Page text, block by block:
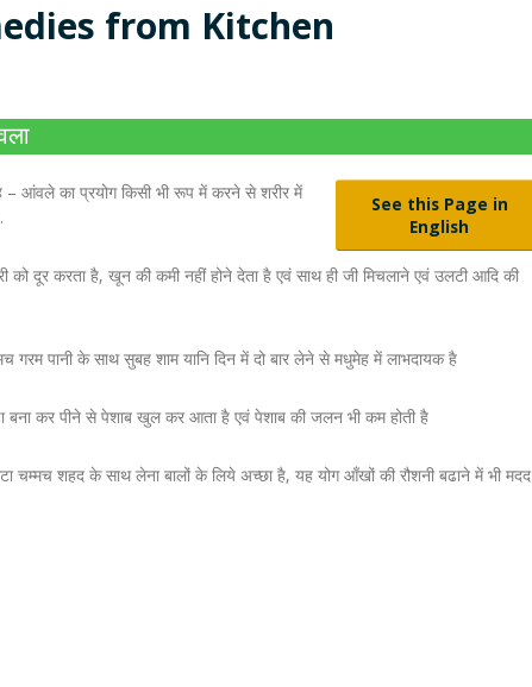
from Kitchen
See this Page in
English
– आंवले का प्रयोग किसी भी रूप में करने से शरीर में
को दूर करता है, खून की कमी नहीं होने देता है एवं साथ ही जी मिचलाने एवं उलटी आदि की
गरम पानी के साथ सुबह शाम यानि दिन में दो बार लेने से मधुमेह में लाभदायक है
बना कर पीने से पेशाब खुल कर आता है एवं पेशाब की जलन भी कम होती है
चम्मच शहद के साथ लेना बालों के लिये अच्छा है, यह योग आँखों की रौशनी बढाने में भी मदद